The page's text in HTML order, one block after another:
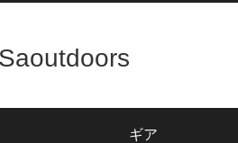
Saoutdoors
ギア